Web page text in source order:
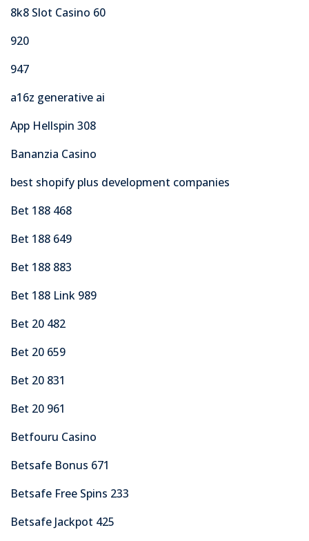
8k8 Slot Casino 60
920
947
a16z generative ai
App Hellspin 308
Bananzia Casino
best shopify plus development companies
Bet 188 468
Bet 188 649
Bet 188 883
Bet 188 Link 989
Bet 20 482
Bet 20 659
Bet 20 831
Bet 20 961
Betfouru Casino
Betsafe Bonus 671
Betsafe Free Spins 233
Betsafe Jackpot 425